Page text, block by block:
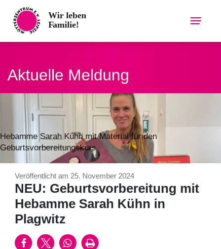
content
Aktuelle Meldung
Hebamme Sarah Kühn mit Material für den
Geburtsvorbereitungskurs
Veröffentlicht am 25. November 2024
NEU: Geburtsvorbereitung mit
Hebamme Sarah Kühn in
Plagwitz